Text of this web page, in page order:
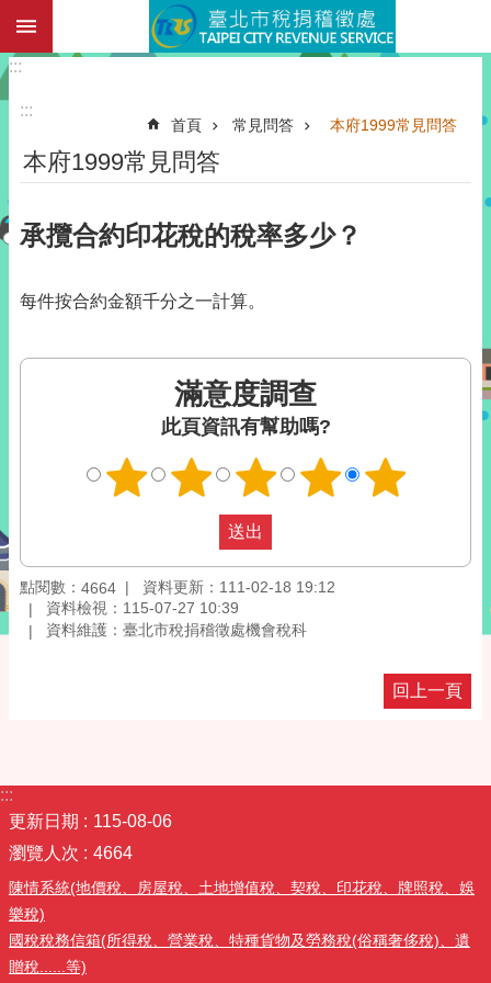
跳到主要內容區塊
:::
:::
首頁 常見問答 本府1999常見問答
本府1999常見問答
承攬合約印花稅的稅率多少？
每件按合約金額千分之一計算。
滿意度調查
此頁資訊有幫助嗎?
點閱數： 4664
資料更新：111-02-18 19:12
資料檢視：115-07-27 10:39
資料維護：臺北市稅捐稽徵處機會稅科
回上一頁
:::
更新日期
115-08-06
瀏覽人次
4664
陳情系統(地價稅、房屋稅、土地增值稅、契稅、印花稅、牌照稅、娛
樂稅)
國稅稅務信箱(所得稅、營業稅、特種貨物及勞務稅(俗稱奢侈稅)、遺
贈稅......等)